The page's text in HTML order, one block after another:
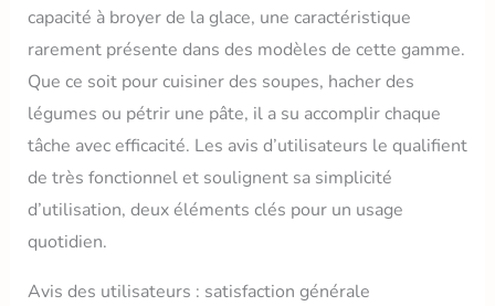
capacité à broyer de la glace, une caractéristique
rarement présente dans des modèles de cette gamme.
Que ce soit pour cuisiner des soupes, hacher des
légumes ou pétrir une pâte, il a su accomplir chaque
tâche avec efficacité. Les avis d’utilisateurs le qualifient
de très fonctionnel et soulignent sa simplicité
d’utilisation, deux éléments clés pour un usage
quotidien.
Avis des utilisateurs : satisfaction générale